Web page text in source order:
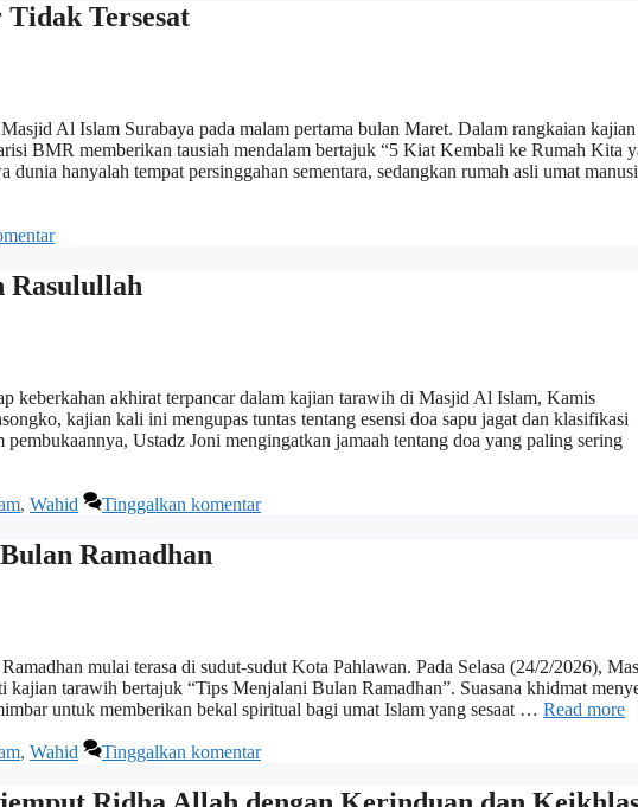
Tersesat
Al Islam Surabaya pada malam pertama bulan Maret. Dalam rangkaian kajian
BMR memberikan tausiah mendalam bertajuk “5 Kiat Kembali ke Rumah Kita
hanyalah tempat persinggahan sementara, sedangkan rumah asli umat
Rasulullah
keberkahan akhirat terpancar dalam kajian tarawih di Masjid Al Islam, Kamis
kajian kali ini mengupas tuntas tentang esensi doa sapu jagat dan klasifikasi
Ustadz Joni mengingatkan jamaah tentang doa yang paling sering
, Wahid Tinggalkan komentar
Ramadhan
mulai terasa di sudut-sudut Kota Pahlawan. Pada Selasa (24/2/2026),
kajian tarawih bertajuk “Tips Menjalani Bulan Ramadhan”. Suasana khidmat
untuk memberikan bekal spiritual bagi umat Islam yang sesaat … Read more
, Wahid Tinggalkan komentar